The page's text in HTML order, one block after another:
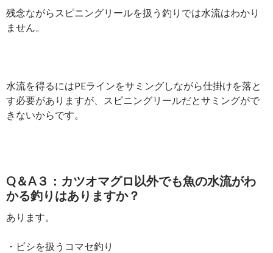
残念ながらスピニングリールを扱う釣りでは水流はわかり
ません。
水流を得るにはPEラインをサミングしながら仕掛けを落と
す必要がありますが、スピニングリールだとサミングがで
きないからです。
Q＆A３：カツオマグロ以外でも魚の水流がわ
かる釣りはありますか？
あります。
・ビシを扱うコマセ釣り